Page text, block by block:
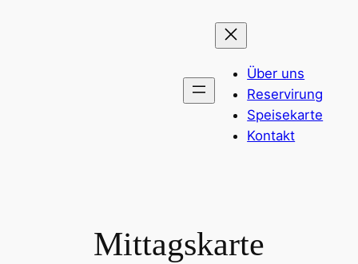
Über uns
Reservirung
Speisekarte
Kontakt
Mittagskarte